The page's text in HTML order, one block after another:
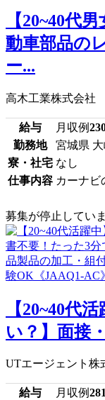
【20~40代
動車部品の
ー...
高木工業株式会社
給与 月収例
勤務地
宮城県
寮・社宅 なし
仕事内容 カーナビ
募集が停止してい
【20~40代
い？】面接
UTエージェント株
給与 月収例